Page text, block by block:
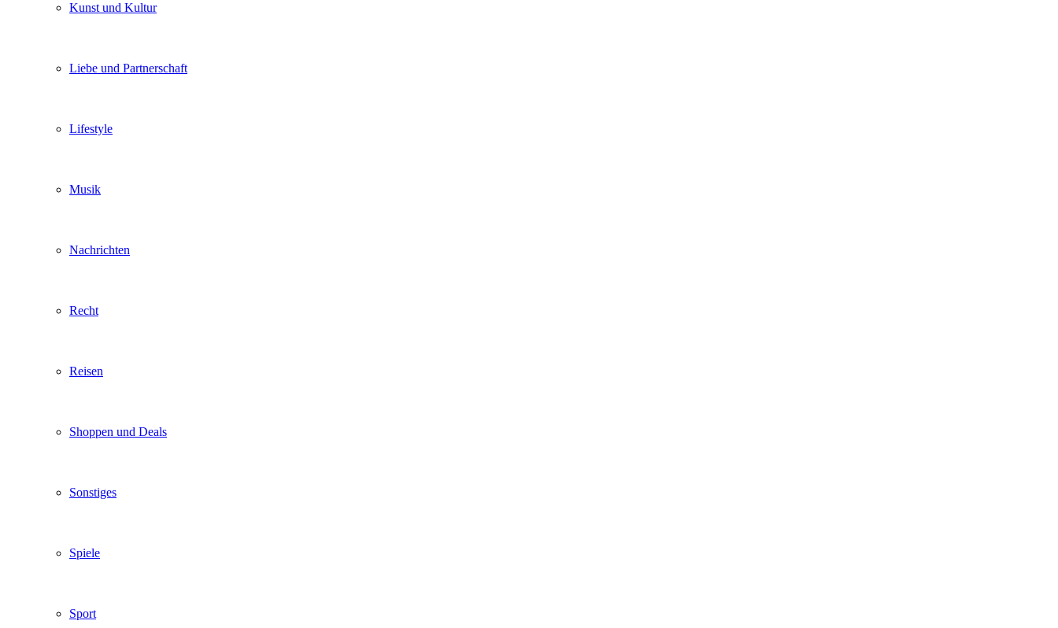
Kunst und Kultur
Liebe und Partnerschaft
Lifestyle
Musik
Nachrichten
Recht
Reisen
Shoppen und Deals
Sonstiges
Spiele
Sport